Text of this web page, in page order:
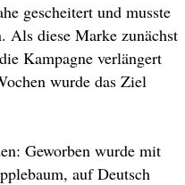
gescheitert und musste
Als diese Marke zunächst
Kampagne verlängert
wurde das Ziel
Geworben wurde mit
auf Deutsch